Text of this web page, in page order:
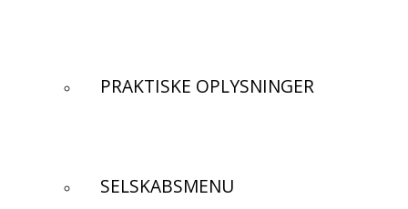
PRAKTISKE OPLYSNINGER
SELSKABSMENU